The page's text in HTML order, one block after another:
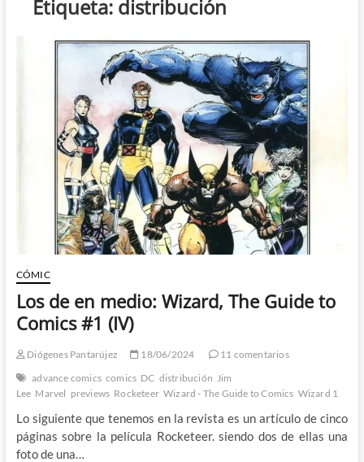
Etiqueta: distribución
CÓMIC
Los de en medio: Wizard, The Guide to
Comics #1 (IV)
Diógenes Pantarújez 18/06/2024
11 comentarios
advance comics comics DC distribución Jim
Lee Marvel previews Rocketeer Wizard - The Guide to Comics Wizard 1
Lo siguiente que tenemos en la revista es un artículo de cinco
páginas sobre la película Rocketeer. siendo dos de ellas una
foto de una…